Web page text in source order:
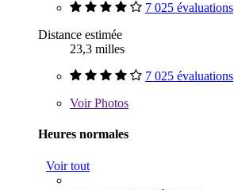
7 025 évaluations
Distance estimée
23,3 milles
7 025 évaluations
VoirPhotos
Heures normales
Voir tout